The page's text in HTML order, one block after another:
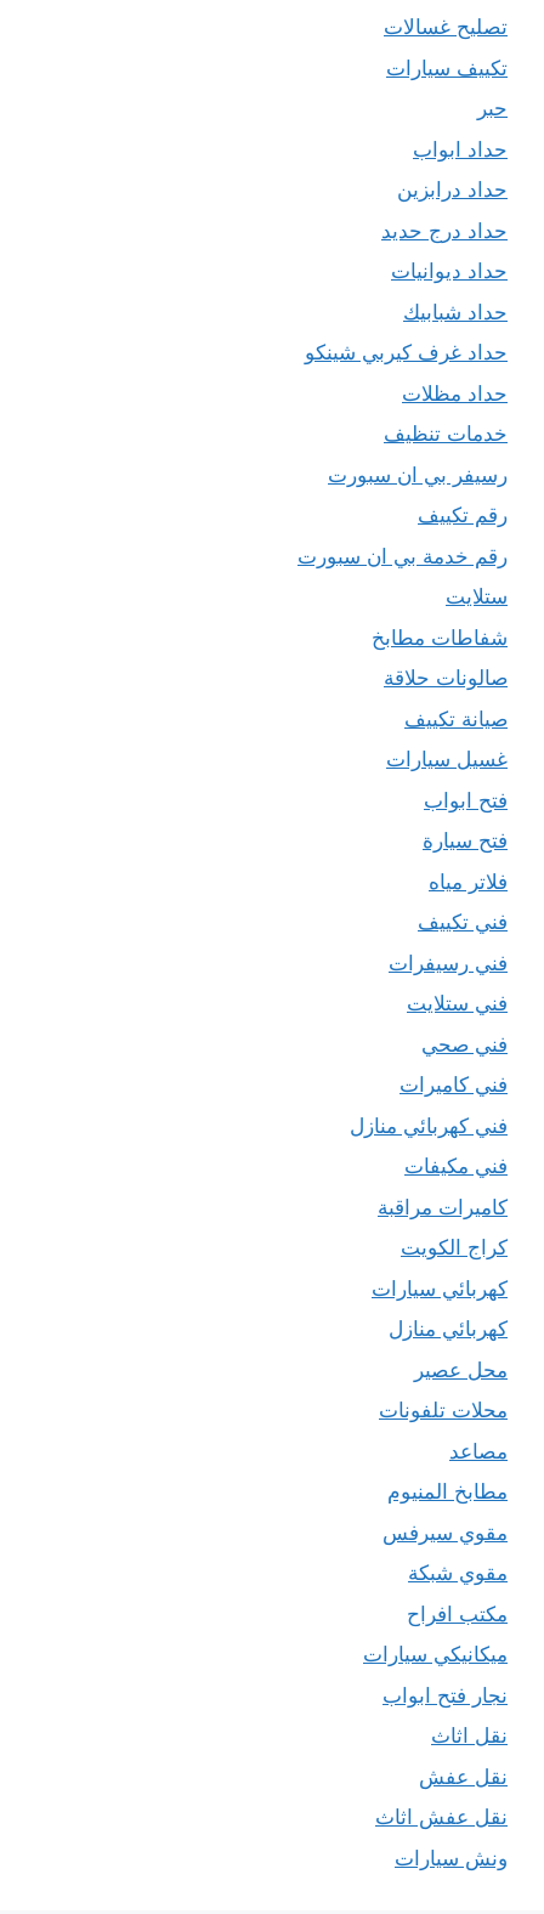
تصليح غسالات
تكييف سيارات
حبر
حداد ابواب
حداد درابزين
حداد درج حديد
حداد ديوانيات
حداد شبابيك
حداد غرف كيربي شينكو
حداد مظلات
خدمات تنظيف
رسيفر بي ان سبورت
رقم تكييف
رقم خدمة بي ان سبورت
ستلايت
شفاطات مطابخ
صالونات حلاقة
صيانة تكييف
غسيل سيارات
فتح ابواب
فتح سيارة
فلاتر مياه
فني تكييف
فني رسيفرات
فني ستلايت
فني صحي
فني كاميرات
فني كهربائي منازل
فني مكيفات
كاميرات مراقبة
كراج الكويت
كهربائي سيارات
كهربائي منازل
محل عصير
محلات تلفونات
مصاعد
مطابخ المنيوم
مقوي سيرفس
مقوي شبكة
مكتب افراح
ميكانيكي سيارات
نجار فتح ابواب
نقل اثاث
نقل عفش
نقل عفش اثاث
ونش سيارات